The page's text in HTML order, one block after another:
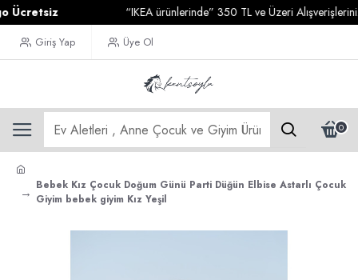
“IKEA ürünlerinde” 350 TL ve Üzeri Alışverişlerinizde
Giriş Yap Üye Ol
0
Bebek Kız Çocuk Doğum Günü Parti Düğün Elbise Astarlı Çocuk
Giyim bebek giyim Kız Yeşil